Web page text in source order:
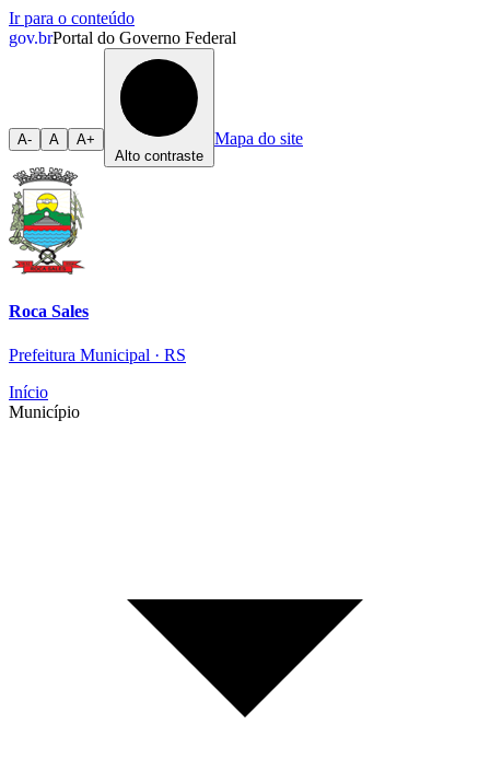
Ir para o conteúdo
gov.brPortal do Governo Federal
A- A
A+
Alto contraste
Mapa do site
Roca Sales
Prefeitura Municipal · RS
Início
Município